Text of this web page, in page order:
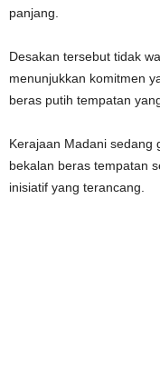
panjang.
Desakan tersebut tidak
menunjukkan komitmen
beras putih tempatan
Kerajaan Madani sedang
bekalan beras tempatan
inisiatif yang terancang.